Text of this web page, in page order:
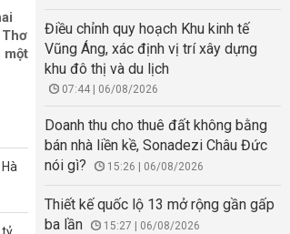
một
Điều chỉnh quy hoạch Khu kinh tế
Vũng Áng, xác định vị trí xây dựng
khu đô thị và du lịch
07:44 | 06/08/2026
Doanh thu cho thuê đất không bằng
bán nhà liền kề, Sonadezi Châu Đức
nói gì?
15:26 | 06/08/2026
Thiết kế quốc lộ 13 mở rộng gần gấp
ba lần
15:27 | 06/08/2026